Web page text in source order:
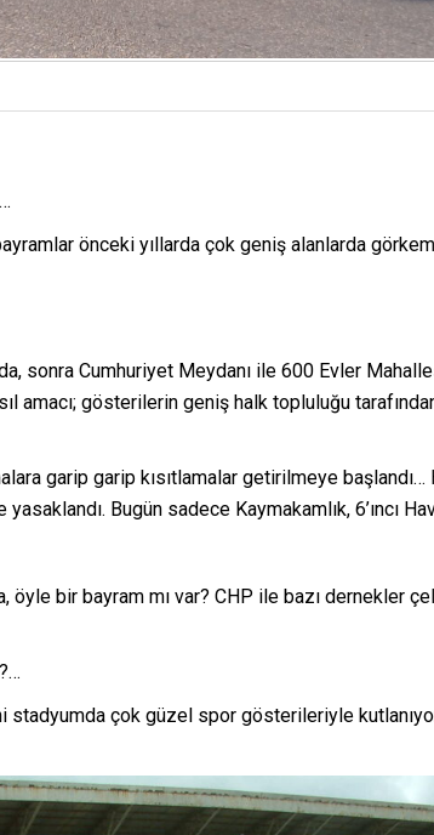
önceki yıllarda çok geniş alanlarda
sonra Cumhuriyet Meydanı ile 600 Evler
amacı; gösterilerin geniş halk topluluğu
garip garip kısıtlamalar getirilmeye
Bugün sadece Kaymakamlık, 6’ıncı
bir bayram mı var? CHP ile bazı dernekler
stadyumda çok güzel spor gösterileriyle